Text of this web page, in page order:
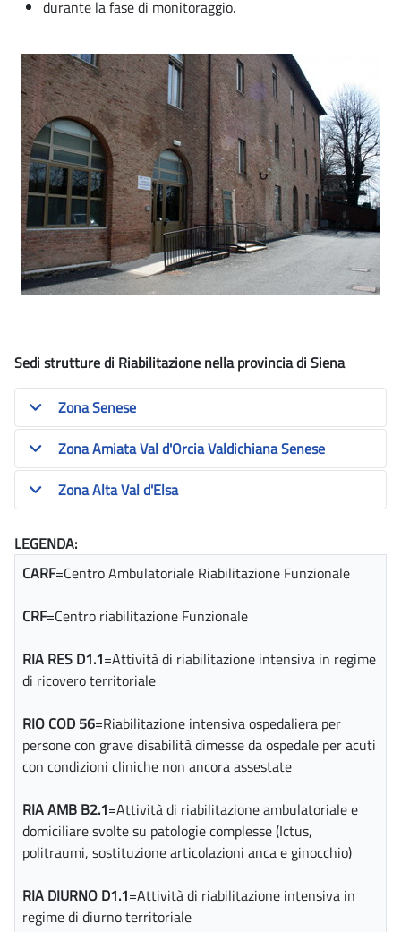
durante la fase di monitoraggio.
Sedi strutture di Riabilitazione nella provincia di Siena
Zona Senese
Zona Amiata Val d'Orcia Valdichiana Senese
Zona Alta Val d'Elsa
LEGENDA:
CARF=Centro Ambulatoriale Riabilitazione Funzionale
CRF=Centro riabilitazione Funzionale
RIA RES D1.1=Attività di riabilitazione intensiva in regime
di ricovero territoriale
RIO COD 56=Riabilitazione intensiva ospedaliera per
persone con grave disabilità dimesse da ospedale per acuti
con condizioni cliniche non ancora assestate
RIA AMB B2.1=Attività di riabilitazione ambulatoriale e
domiciliare svolte su patologie complesse (Ictus,
politraumi, sostituzione articolazioni anca e ginocchio)
RIA DIURNO D1.1=Attività di riabilitazione intensiva in
regime di diurno territoriale